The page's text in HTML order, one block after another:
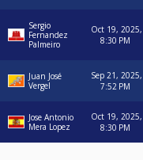
Sergio
Fernandez
Palmeiro
Oct 19, 2025,
8:30 PM
Juan José
Vergel
Sep 21, 2025,
7:52 PM
Jose Antonio
Mera Lopez
Oct 19, 2025,
8:30 PM